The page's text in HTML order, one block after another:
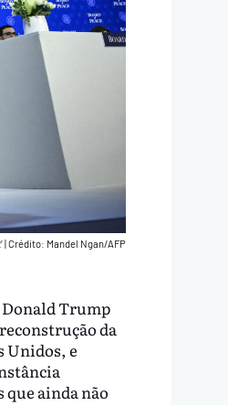
|Crédito: Mandel Ngan/AFP
Donald Trump
da
Unidos, e
que ainda não